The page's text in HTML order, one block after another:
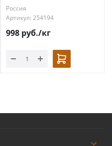
Россия
Артикул: 254194
998 руб./кг